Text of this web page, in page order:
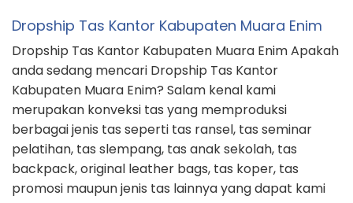
Dropship Tas Kantor Kabupaten Muara Enim
Dropship Tas Kantor Kabupaten Muara Enim Apakah
anda sedang mencari Dropship Tas Kantor
Kabupaten Muara Enim? Salam kenal kami
merupakan konveksi tas yang memproduksi
berbagai jenis tas seperti tas ransel, tas seminar
pelatihan, tas slempang, tas anak sekolah, tas
backpack, original leather bags, tas koper, tas
promosi maupun jenis tas lainnya yang dapat kami